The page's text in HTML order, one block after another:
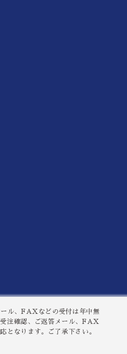
ル、FAXなどの受付は年中無
注確認、ご返答メール、FAX
となります。ご了承下さい。